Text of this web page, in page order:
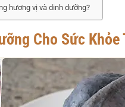
hương vị và dinh dưỡng?
Cho Sức Khỏe